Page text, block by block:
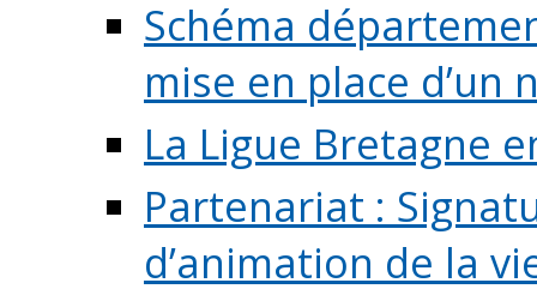
Schéma
mise en place d’un
La Ligue Bretagne
Partenariat :
d’animation de la